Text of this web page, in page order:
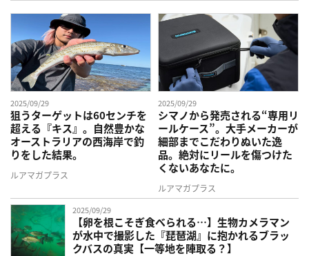
2025/09/29
狙うターゲットは60センチを
超える『キス』。自然豊かな
オーストラリアの西海岸で釣
りをした結果。
ルアマガプラス
2025/09/29
シマノから発売される“専用リ
ールケース”。大手メーカーが
細部までこだわりぬいた逸
品。絶対にリールを傷つけた
くないあなたに。
ルアマガプラス
2025/09/29
【卵を根こそぎ食べられる…】生物カメラマン
が水中で撮影した『琵琶湖』に抱かれるブラッ
クバスの真実【一等地を陣取る？】